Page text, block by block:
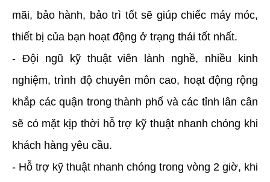
mãi, bảo hành, bảo trì tốt sẽ giúp chiếc máy móc,
thiết bị của bạn hoạt động ở trạng thái tốt nhất.
- Đội ngũ kỹ thuật viên lành nghề, nhiều kinh
nghiệm, trình độ chuyên môn cao, hoạt động rộng
khắp các quận trong thành phố và các tỉnh lân cân
sẽ có mặt kịp thời hỗ trợ kỹ thuật nhanh chóng khi
khách hàng yêu cầu.
- Hỗ trợ kỹ thuật nhanh chóng trong vòng 2 giờ, khi